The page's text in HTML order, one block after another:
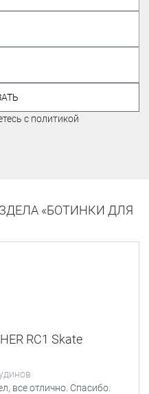
с политикой
«БОТИНКИ ДЛЯ
RC1 Skate
все отлично. Спасибо.